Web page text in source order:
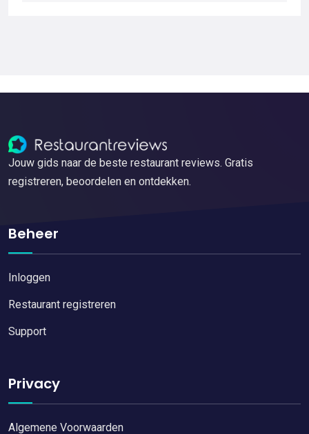
Jouw gids naar de beste restaurant reviews. Gratis
registreren, beoordelen en ontdekken.
Beheer
Inloggen
Restaurant registreren
Support
Privacy
Algemene Voorwaarden